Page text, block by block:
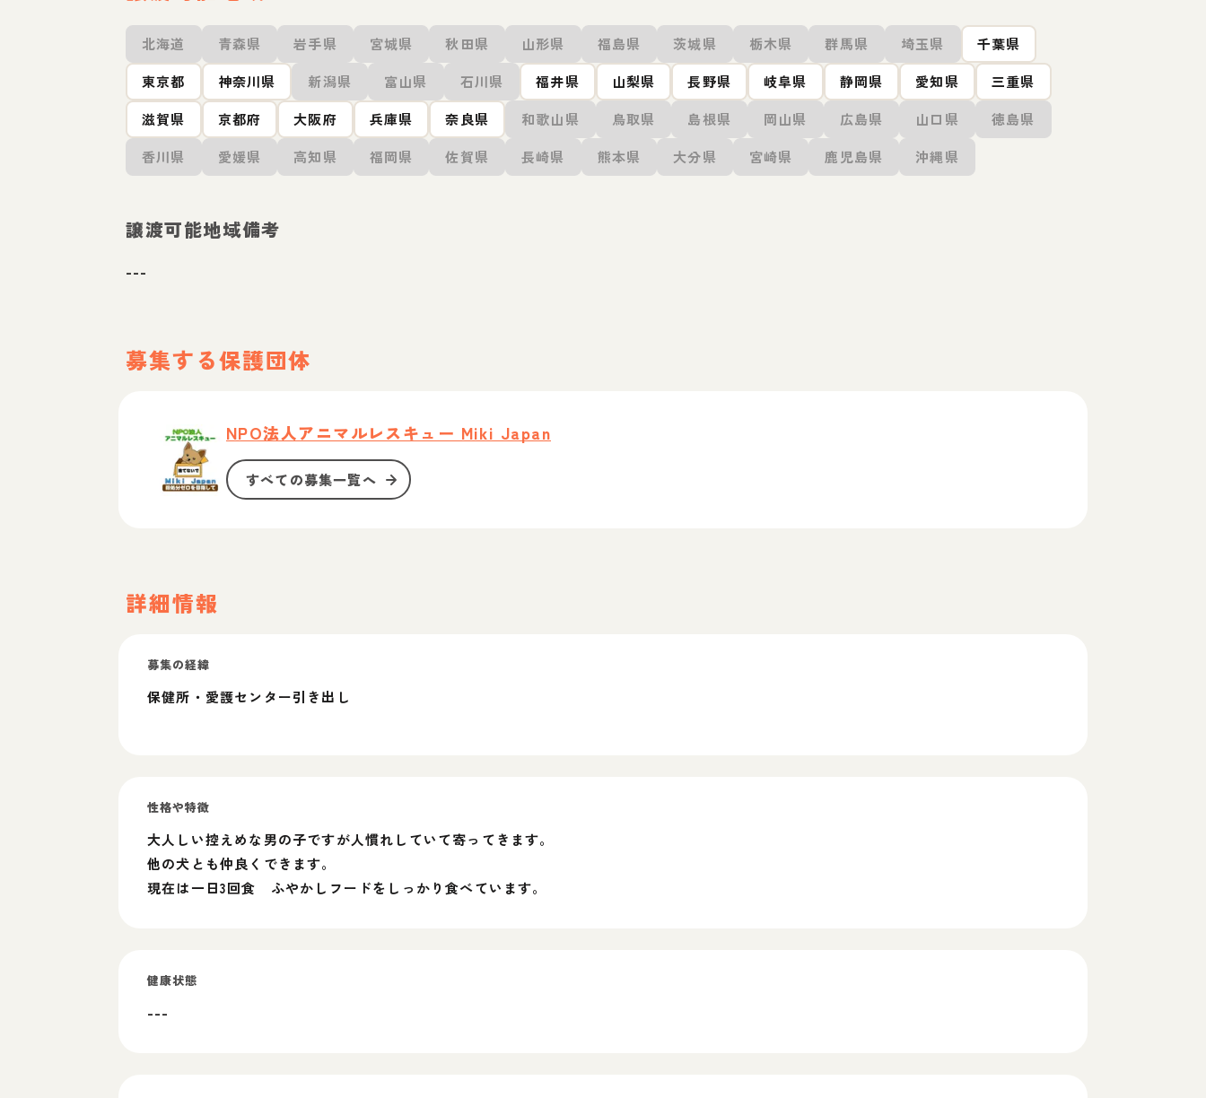
北海道 青森県 岩手県 宮城県 秋田県 山形県 福島県 茨城県 栃木県 群馬県 埼玉県
千葉県
東京都
神奈川県 新潟県 富山県 石川県 福井県 山梨県 長野県 岐阜県 静岡県 愛知県
三重県
滋賀県
京都府 大阪府 兵庫県 奈良県 和歌山県 鳥取県 島根県 岡山県 広島県 山口県
徳島県
香川県
愛媛県 高知県 福岡県 佐賀県 長崎県 熊本県 大分県 宮崎県 鹿児島県 沖縄県
譲渡可能地域備考
---
募集する保護団体
NPO法人アニマルレスキュー Miki Japan
すべての募集一覧へ
詳細情報
募集の経緯
保健所・愛護センター引き出し
性格や特徴
大人しい控えめな男の子ですが人慣れしていて寄ってきます。
他の犬とも仲良くできます。
現在は一日3回食 ふやかしフードをしっかり食べています。
健康状態
---